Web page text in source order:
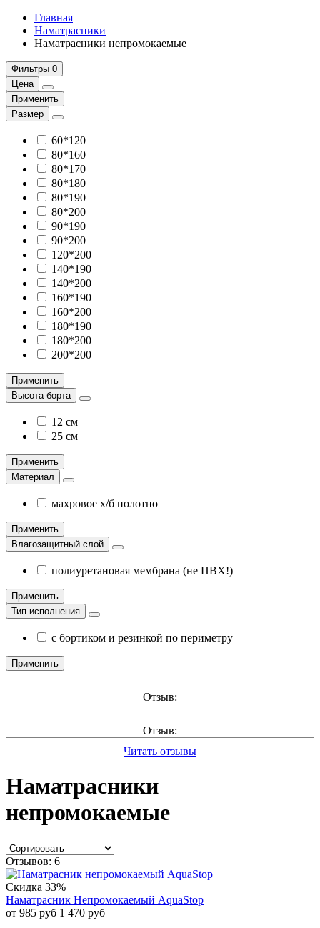
Главная
Наматрасники
Наматрасники непромокаемые
Фильтры 0
Цена
Применить
Размер
60*120
80*160
80*170
80*180
80*190
80*200
90*190
90*200
120*200
140*190
140*200
160*190
160*200
180*190
180*200
200*200
Применить
Высота борта
12 см
25 см
Применить
Материал
махровое х/б полотно
Применить
Влагозащитный слой
полиуретановая мембрана (не ПВХ!)
Применить
Тип исполнения
с бортиком и резинкой по периметру
Применить
Отзыв:
Отзыв:
Читать отзывы
Наматрасники
непромокаемые
Отзывов: 6
Скидка 33%
Наматрасник Непромокаемый AquaStop
от 985 руб 1 470 руб